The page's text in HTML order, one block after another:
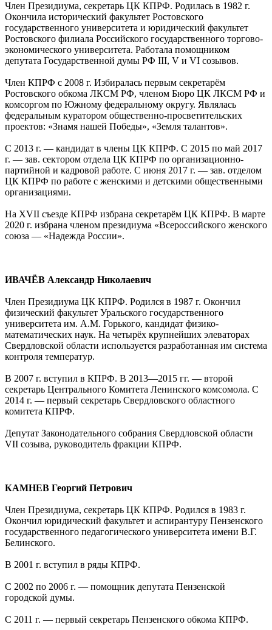
Член Президиума, секретарь ЦК КПРФ. Родилась в 1982 г.
Окончила исторический факультет Ростовского
государственного университета и юридический факультет
Ростовского филиала Российского государственного торгово-
экономического университета. Работала помощником
депутата Государственной думы РФ III, V и VI созывов.
Член КПРФ с 2008 г. Избиралась первым секретарём
Ростовского обкома ЛКСМ РФ, членом Бюро ЦК ЛКСМ РФ и
комсоргом по Южному федеральному округу. Являлась
федеральным куратором общественно-просветительских
проектов: «Знамя нашей Победы», «Земля талантов».
С 2013 г. — кандидат в члены ЦК КПРФ. С 2015 по май 2017
г. — зав. сектором отдела ЦК КПРФ по организационно-
партийной и кадровой работе. С июня 2017 г. — зав. отделом
ЦК КПРФ по работе с женскими и детскими общественными
организациями.
На XVII съезде КПРФ избрана секретарём ЦК КПРФ. В марте
2020 г. избрана членом президиума «Всероссийского женского
союза — «Надежда России».
ИВАЧЁВ Александр Николаевич
Член Президиума ЦК КПРФ. Родился в 1987 г. Окончил
физический факультет Уральского государственного
университета им. А.М. Горького, кандидат физико-
математических наук. На четырёх крупнейших элеваторах
Свердловской области используется разработанная им система
контроля температур.
В 2007 г. вступил в КПРФ. В 2013—2015 гг. — второй
секретарь Центрального Комитета Ленинского комсомола. С
2014 г. — первый секретарь Свердловского областного
комитета КПРФ.
Депутат Законодательного собрания Свердловской области
VII созыва, руководитель фракции КПРФ.
КАМНЕВ Георгий Петрович
Член Президиума, секретарь ЦК КПРФ. Родился в 1983 г.
Окончил юридический факультет и аспирантуру Пензенского
государственного педагогического университета имени В.Г.
Белинского.
В 2001 г. вступил в ряды КПРФ.
С 2002 по 2006 г. — помощник депутата Пензенской
городской думы.
С 2011 г. — первый секретарь Пензенского обкома КПРФ.